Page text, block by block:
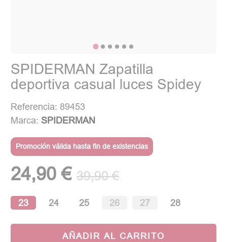
SPIDERMAN Zapatilla
deportiva casual luces Spidey
Referencia: 89453
Marca: SPIDERMAN
Promoción válida hasta fin de existencias
24,90 € 39,90 €
23 24 25 26 27 28
AÑADIR AL CARRITO